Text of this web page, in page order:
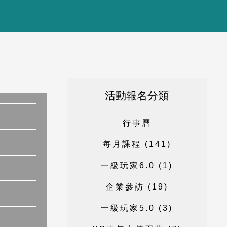
活動報名分類
行事 曆
每 月 課 程 ( 1 4 1 )
一 級 玩家 6 . 0 ( 1 )
企 業 參 訪 ( 1 9)
一 級 玩家 5 . 0 (3)